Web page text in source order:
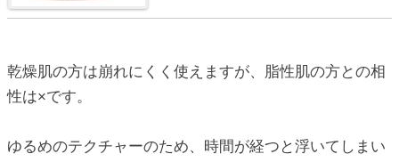
乾燥肌の方は崩れにくく使えますが、脂性肌の方との相
性は×です。
ゆるめのテクチャーのため、時間が経つと浮いてしまい